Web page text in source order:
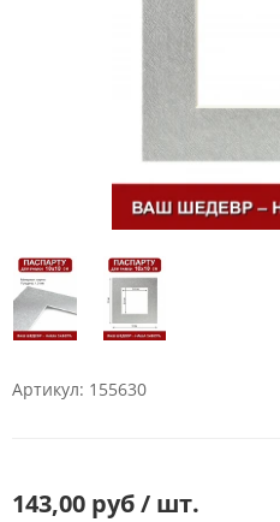
Артикул: 155630
143,00 руб / шт.